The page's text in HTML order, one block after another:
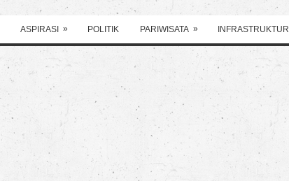
ASPIRASI » POLITIK PARIWISATA » INFRASTRUKTUR